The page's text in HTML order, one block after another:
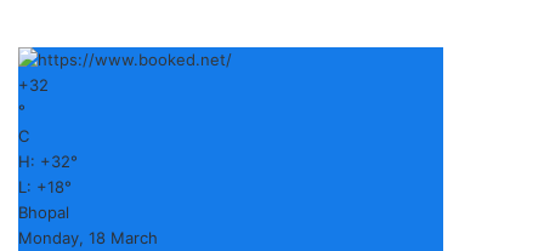
+32
°
C
H: +32°
L: +18°
Bhopal
Monday, 18 March